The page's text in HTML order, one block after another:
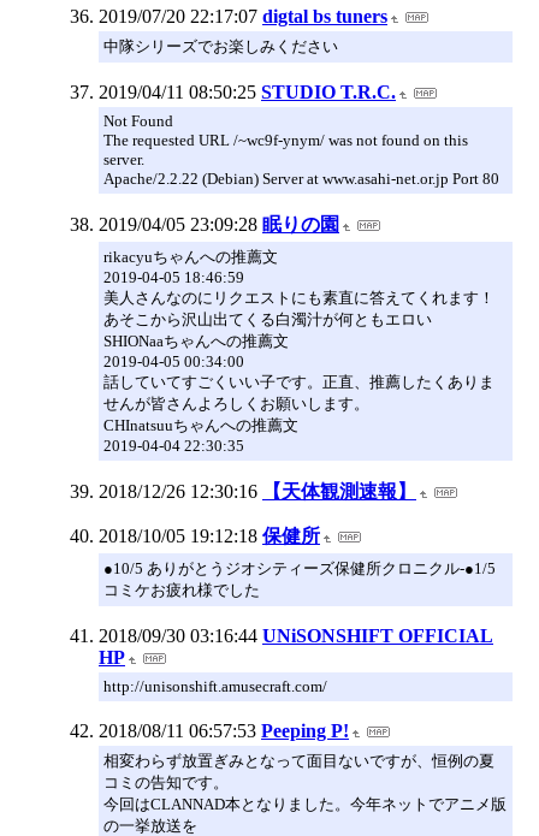
2019/07/20 22:17:07 digtal bs tuners
中隊シリーズでお楽しみください
2019/04/11 08:50:25 STUDIO T.R.C.
Not Found
The requested URL /~wc9f-ynym/ was not found on this
server.
Apache/2.2.22 (Debian) Server at www.asahi-net.or.jp Port 80
2019/04/05 23:09:28 眠りの園
rikacyuちゃんへの推薦文
2019-04-05 18:46:59
美人さんなのにリクエストにも素直に答えてくれます！
あそこから沢山出てくる白濁汁が何ともエロい
SHIONaaちゃんへの推薦文
2019-04-05 00:34:00
話していてすごくいい子です。正直、推薦したくありま
せんが皆さんよろしくお願いします。
CHInatsuuちゃんへの推薦文
2019-04-04 22:30:35
2018/12/26 12:30:16 【天体観測速報】
2018/10/05 19:12:18 保健所
●10/5 ありがとうジオシティーズ保健所クロニクル-●1/5
コミケお疲れ様でした
2018/09/30 03:16:44 UNiSONSHIFT OFFICIAL
HP
http://unisonshift.amusecraft.com/
2018/08/11 06:57:53 Peeping P!
相変わらず放置ぎみとなって面目ないですが、恒例の夏
コミの告知です。
今回はCLANNAD本となりました。今年ネットでアニメ版
の一挙放送を